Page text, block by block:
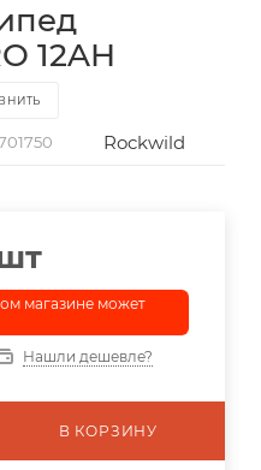
12AH
Rockwild
магазине может
Нашли дешевле?
В КОРЗИНУ